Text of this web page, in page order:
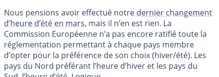
Nous pensions avoir effectué notre dernier changement
d’heure d’été en mars, mais il n’en est rien. La
Commission Européenne n’a pas encore ratifié toute la
réglementation permettant à chaque pays membre
d’opter pour la préférence de son choix (hiver/été). Les
pays du Nord préférant l’heure d’hiver et les pays du